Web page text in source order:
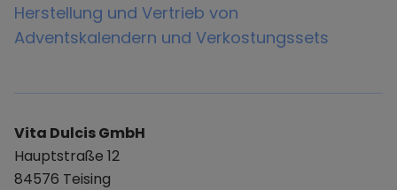
Herstellung und Vertrieb von
Adventskalendern und Verkostungssets
Vita Dulcis GmbH
Hauptstraße 12
84576 Teising